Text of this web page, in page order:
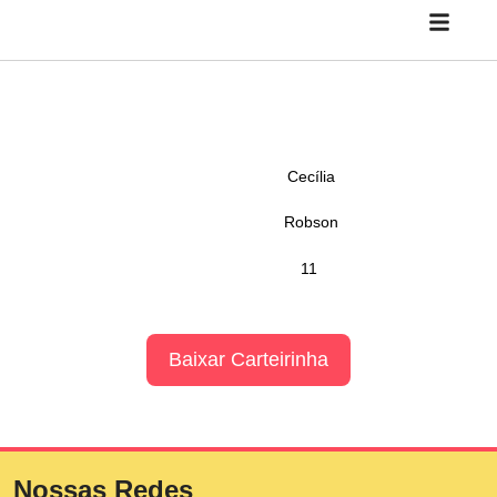
Cecília
Robson
11
Baixar Carteirinha
Nossas Redes